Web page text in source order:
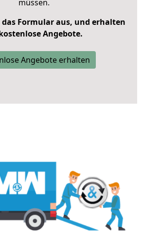
müssen.
das Formular aus, und erhalten
Angebote.
Angebote erhalten